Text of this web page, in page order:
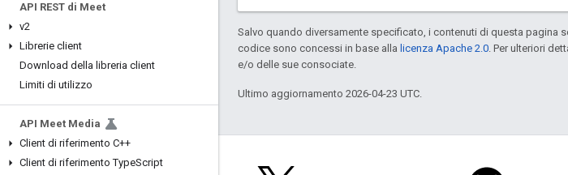
API REST di Meet
v2
Librerie client
Download della libreria client
Limiti di utilizzo
API Meet Media
Client di riferimento C++
Client di riferimento TypeScript
Salvo quando diversamente specificato, i contenuti di questa pagina
codice sono concessi in base alla licenza Apache 2.0 . Per ulteriori
e/o delle sue consociate.
Ultimo aggiornamento 2026-04-23 UTC.